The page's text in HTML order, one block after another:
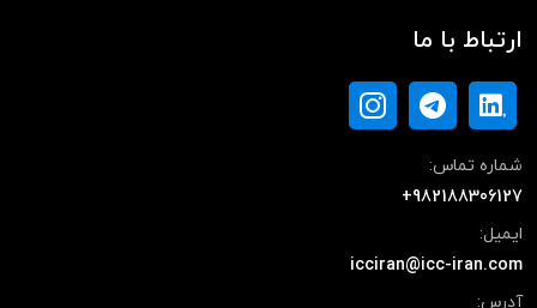
ارتباط با ما
شماره تماس:
+982188306127
ایمیل:
icciran@icc-iran.com
آدرس: